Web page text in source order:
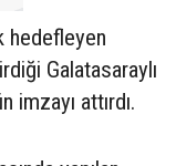
hedefleyen
Galatasaraylı
attırdı.